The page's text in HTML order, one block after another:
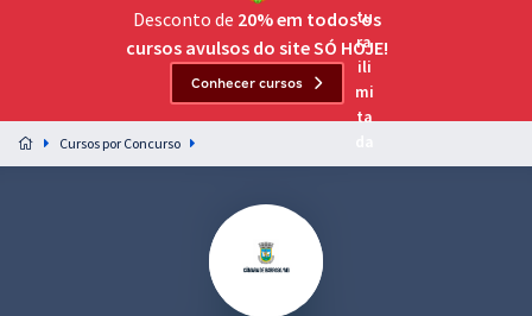
Acesso ilimitado a toda preparação para o Exame da
Preparação completa e intensiva para as principais
residências em saúde do Brasil
Desconto de 20% em todos os
cursos avulsos do site SÓ HOJE!
Conhecer cursos
Cursos por Concurso